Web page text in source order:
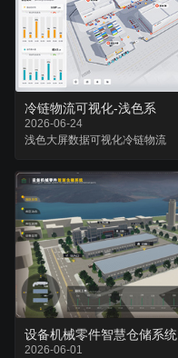
冷链物流可视化-浅色系
2026-06-24
浅色大屏数据可视化冷链物流
设备机械零件智慧仓储系统
2026-06-01